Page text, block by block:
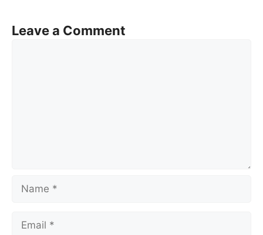
Leave a Comment
Name
Email